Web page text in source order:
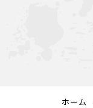
ホーム